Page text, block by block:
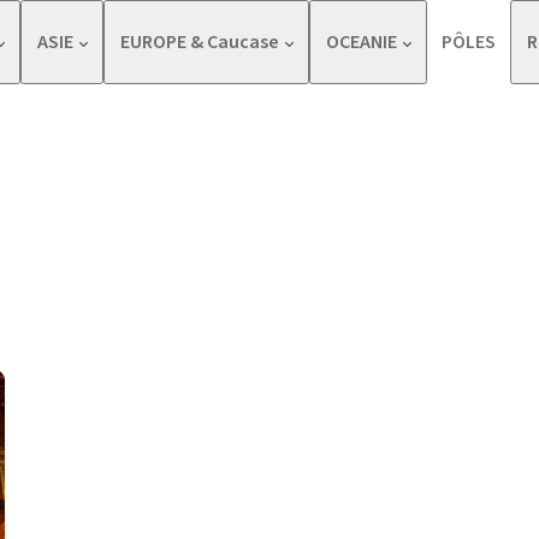
ASIE EUROPE & Caucase OCEANIE PÔLES